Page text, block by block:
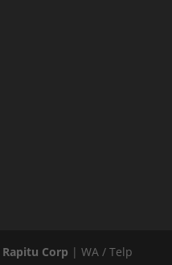
Rapitu Corp | WA / Telp